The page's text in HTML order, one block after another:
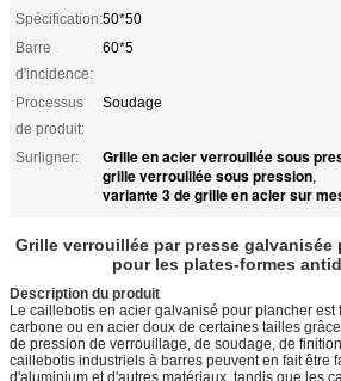
Spécification:50*50
Barre
d'incidence:
60*5
Processus
de produit:
Soudage
Surligner: Grille en acier verrouillée sous
grille verrouillée sous pression,
variante 3 de grille en acier sur
Grille verrouillée par presse galvanisée
pour les plates-formes
Description du produit
Le caillebotis en acier galvanisé pour plancher est
carbone ou en acier doux de certaines tailles
de pression de verrouillage, de soudage, de
caillebotis industriels à barres peuvent en fait être
d'aluminium et d'autres matériaux, tandis que les